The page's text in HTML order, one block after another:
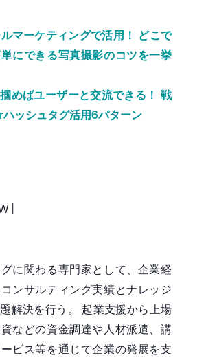
マーケティングで活用！ どこで
にできる写真撮影のコツを一挙
めばユーザーと交流できる！ 戦
ッシュタグ活用6パターン
|
に関わる専門家として、企業経
ンサルティング実績とナレッジ
解決を行う。 起業支援から上場
などの資金調達や人材派遣、講
ビス等を通じて企業の発展を支